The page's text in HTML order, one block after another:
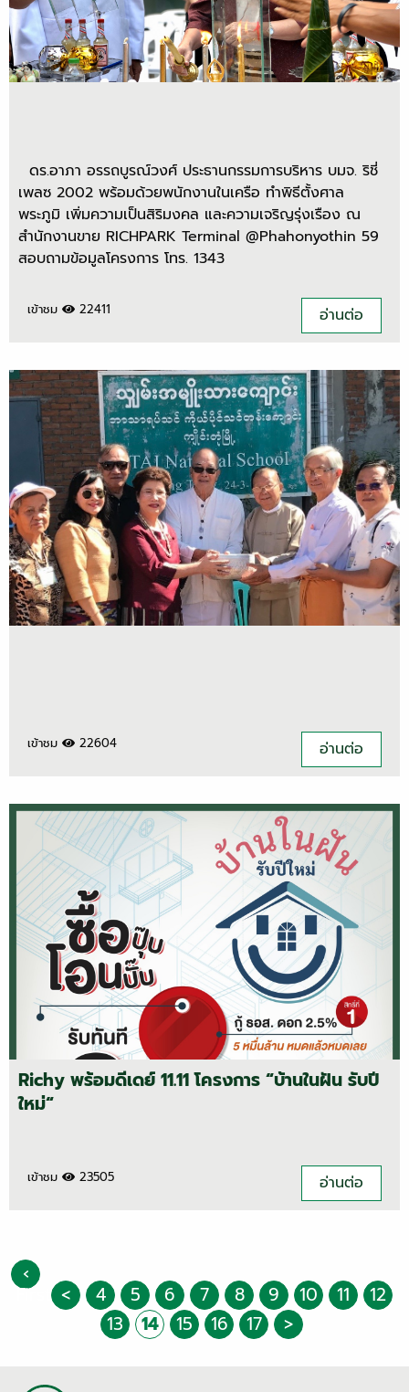
ดร.อาภา อรรถบูรณ์วงศ์ ประธานกรรมการบริหาร บมจ. ริชี่
เพลซ 2002 พร้อมด้วยพนักงานในเครือ ทำพิธีตั้งศาล
พระภูมิ เพิ่มความเป็นสิริมงคล และความเจริญรุ่งเรือง ณ
สำนักงานขาย RICHPARK Terminal @Phahonyothin 59
สอบถามข้อมูลโครงการ โทร. 1343
เข้าชม 22411 อ่านต่อ
เข้าชม 22604 อ่านต่อ
Richy พร้อมดีเดย์ 11.11 โครงการ “บ้านในฝัน รับปี
ใหม่“
เข้าชม 23505 อ่านต่อ
‹
First < 4 5 6 7 8 9 10 11
12
13
14 15 16 17 >